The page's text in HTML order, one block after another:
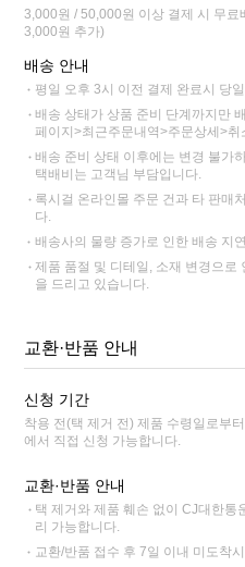
3,000원 / 50,000원 이상 결제 시 무료
3,000원 추가)
배송 안내
평일 오후 3시 이전 결제 완료시 당
배송 상태가 상품 준비 단계까지만
페이지>최근주문내역>주문상세>취
배송 준비 상태 이후에는 변경 불가
택배비는 고객님 부담입니다.
록시걸 온라인몰 주문 건과 타 판매
다.
배송사의 물량 증가로 인한 배송 지
제품 품절 및 디테일, 소재 변경으로
을 드리고 있습니다.
교환·반품 안내
신청 기간
착용 전(택 제거 전) 제품 수령일로부
에서 직접 신청 가능합니다.
교환·반품 안내
택 제거와 제품 훼손 없이 CJ대한통
리 가능합니다.
교환/반품 접수 후 7일 이내 미도착